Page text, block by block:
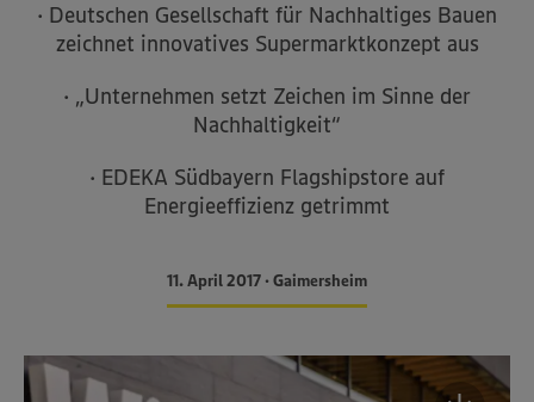
· Deutschen Gesellschaft für Nachhaltiges Bauen
zeichnet innovatives Supermarktkonzept aus
· „Unternehmen setzt Zeichen im Sinne der
Nachhaltigkeit“
· EDEKA Südbayern Flagshipstore auf
Energieeffizienz getrimmt
11. April 2017 • Gaimersheim